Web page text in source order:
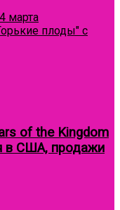
марта
плоды" с
of the Kingdom
в США, продажи